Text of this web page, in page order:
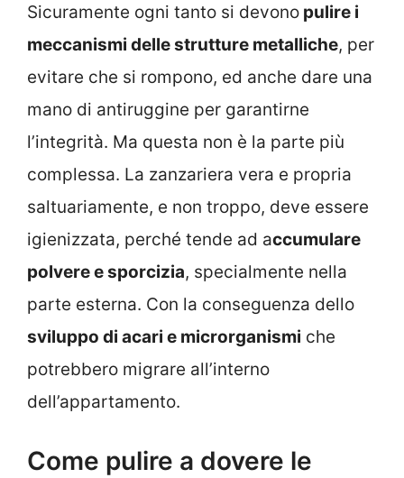
Sicuramente ogni tanto si devono pulire i
meccanismi delle strutture metalliche, per
evitare che si rompono, ed anche dare una
mano di antiruggine per garantirne
l’integrità. Ma questa non è la parte più
complessa. La zanzariera vera e propria
saltuariamente, e non troppo, deve essere
igienizzata, perché tende ad accumulare
polvere e sporcizia, specialmente nella
parte esterna. Con la conseguenza dello
sviluppo di acari e microrganismi che
potrebbero migrare all’interno
dell’appartamento.
Come pulire a dovere le